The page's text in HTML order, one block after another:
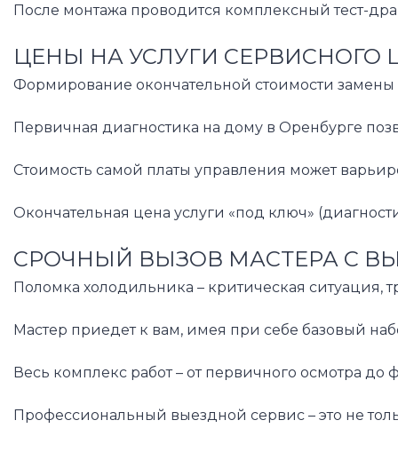
После монтажа проводится комплексный тест-
ЦЕНЫ НА УСЛУГИ СЕРВИСНОГО
Формирование окончательной стоимости
Первичная диагностика на дому в Оренбурге
Стоимость самой платы управления может
Окончательная цена услуги «под ключ»
СРОЧНЫЙ ВЫЗОВ МАСТЕРА С
Поломка холодильника – критическая
Мастер приедет к вам, имея при себе базовый
Весь комплекс работ – от первичного осмотра
Профессиональный выездной сервис – это не